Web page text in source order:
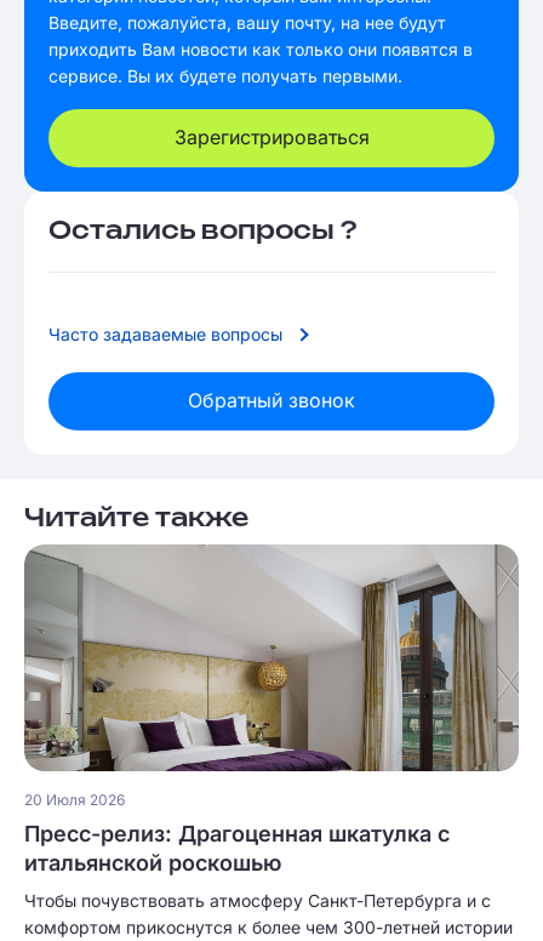
Введите, пожалуйста, вашу почту, на нее будут
приходить Вам новости как только они появятся в
сервисе. Вы их будете получать первыми.
Зарегистрироваться
Остались вопросы ?
Часто задаваемые вопросы
Обратный звонок
Читайте также
20 Июля 2026
Пресс-релиз: Драгоценная шкатулка с
итальянской роскошью
Чтобы почувствовать атмосферу Санкт-Петербурга и с
комфортом прикоснутся к более чем 300-летней истории